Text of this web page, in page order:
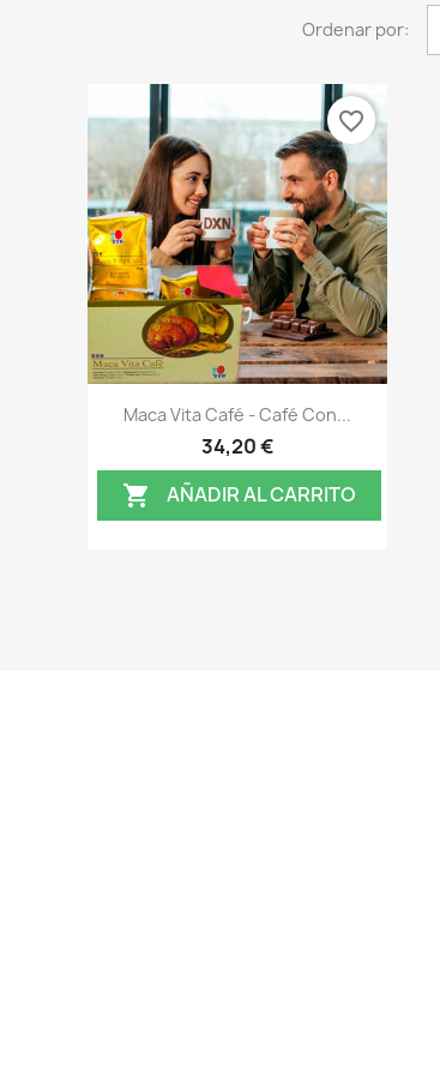
Ordenar por:
Vista rápida
Maca Vita Café - Café Con...
34,20 €
 AÑADIR AL CARRITO
favorite_border